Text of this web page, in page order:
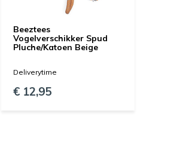
Beeztees
Vogelverschikker Spud
Pluche/Katoen Beige
Deliverytime
€ 12,95